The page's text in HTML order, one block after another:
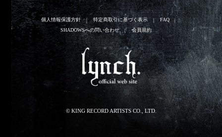
個人情報保護方針 特定商取引に基づく表示
FAQ
SHADOWSへの問い合わせ
会員規約
© KING RECORD ARTISTS CO., LTD.